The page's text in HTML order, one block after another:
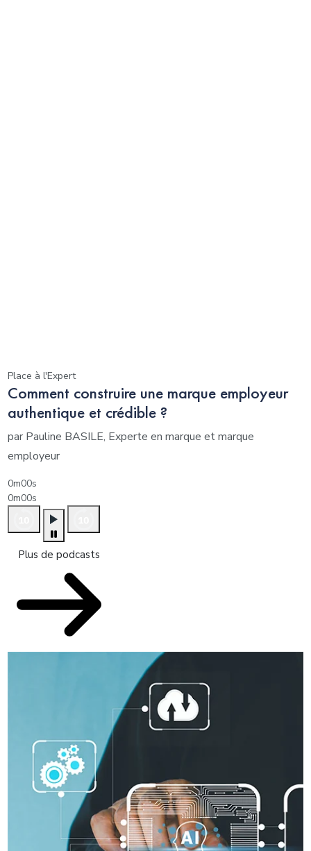
Place à l'Expert
Comment construire une marque employeur
authentique et crédible ?
par Pauline BASILE, Experte en marque et marque
employeur
0m00s
0m00s
Plus de podcasts